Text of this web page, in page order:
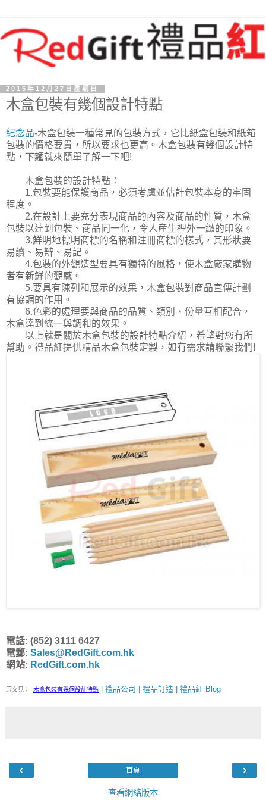
2015年12月27日星期日
木盒包裝有幾個設計特點
紀念品-木盒包裝一種常見的包裝方式，它比紙盒包裝和紙箱
包裝的價格要貴，所以要求也更高。木盒包裝有幾個設計特
點，下麵就來簡單了解一下吧!
木盒包裝的設計特點：
1.包裝要能保護商品，必須考慮並估計包裝本身的牢固
程度。
2.在設計上要充分表現商品的內容及商品的性質，木盒
包裝以達到包裝、商品同一化，令人産生裡外一緻的印象。
3.鮮明地標明商標的名稱和注冊商標的樣式，其形狀要
易讀、易辨、易記。
4.包裝的外觀造型要具有獨特的風格，使木盒廠家購物
者有新鮮的觀感。
5.要具有陳列和展示的效果，木盒包裝對商品宣傳計劃
有協調的作用。
6.色彩的處理要與商品的品質、類別、份量互相配合，
木盒達到統一與調和的效果。
以上就是關於木盒包裝的設計特點介紹，希望對您有所
幫助。禮品紅提供精品木盒包裝定製，如有需求請聯繫我們!
電話: (852) 3111 6427
電郵: Sales@RedGift.com.hk
網站: RedGift.com.hk
原文見： -木盒包裝有幾個設計特點 | 禮品公司 | 禮品訂造 | 禮品紅 Blog
‹ ›
首頁
查看網絡版本